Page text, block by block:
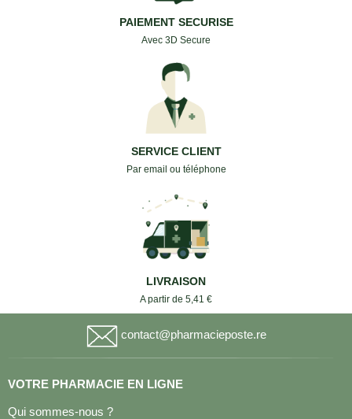
PAIEMENT SECURISE
Avec 3D Secure
SERVICE CLIENT
Par email ou téléphone
LIVRAISON
A partir de 5,41 €
contact@pharmacieposte.re
VOTRE PHARMACIE EN LIGNE
Qui sommes-nous ?